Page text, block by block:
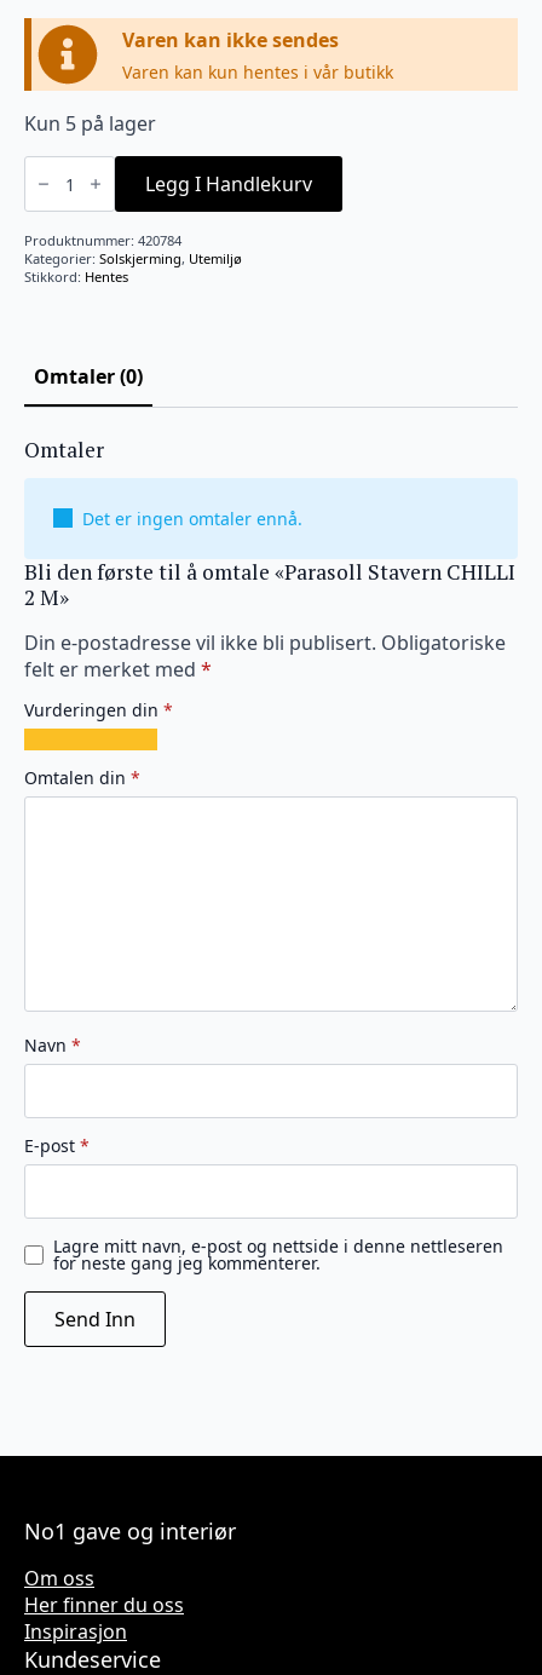
Varen kan ikke sendes
Varen kan kun hentes i vår butikk
Kun 5 på lager
Parasoll
Stavern
CHILLI
2
M
antall
Legg I Handlekurv
Produktnummer: 420784
Kategorier: Solskjerming, Utemiljø
Stikkord: Hentes
Omtaler (0)
Omtaler
Det er ingen omtaler ennå.
Bli den første til å omtale «Parasoll Stavern CHILLI
2 M»
Din e-postadresse vil ikke bli publisert. Obligatoriske
felt er merket med *
Vurderingen din *
av
5
av
5
av
5
av
5
av
5
Omtalen din *
Navn *
E-post *
Lagre mitt navn, e-post og nettside i denne nettleseren
for neste gang jeg kommenterer.
No1 gave og interiør
Om oss
Her finner du oss
Inspirasjon
Kundeservice